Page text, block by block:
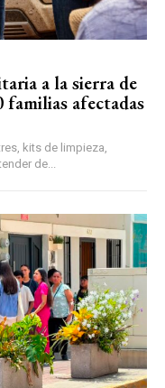
a la sierra de
familias afectadas
kits de limpieza,
de...